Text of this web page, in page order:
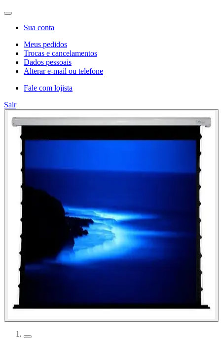
Sua conta
Meus pedidos
Trocas e cancelamentos
Dados pessoais
Alterar e-mail ou telefone
Fale com lojista
Sair